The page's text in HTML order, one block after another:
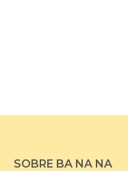
SOBRE BA NA NA